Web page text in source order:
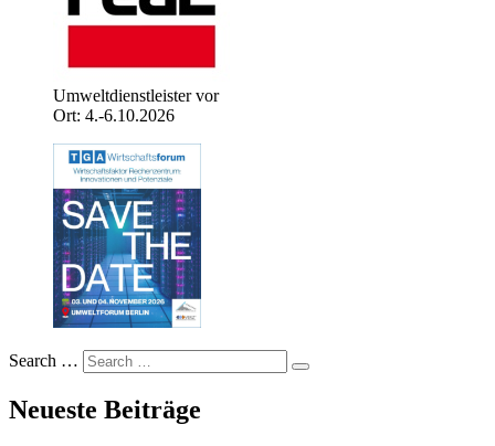
Umweltdienstleister vor
Ort: 4.-6.10.2026
Search …
Neueste Beiträge